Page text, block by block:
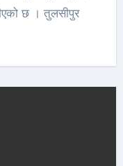
छ । तुलसीपुर